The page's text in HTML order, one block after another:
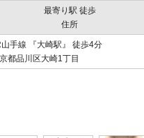
最寄り駅 徒歩
住所
手線 『大崎駅』 徒歩4分
都品川区大崎1丁目